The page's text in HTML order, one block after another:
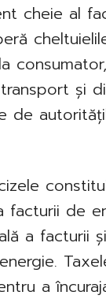
cheie al
și
de
facturii de
a facturii
a